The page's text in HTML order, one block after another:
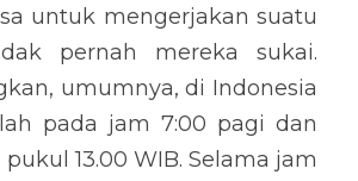
untuk mengerjakan suatu
pernah mereka sukai.
umumnya, di Indonesia
pada jam 7:00 pagi dan
13.00 WIB. Selama jam